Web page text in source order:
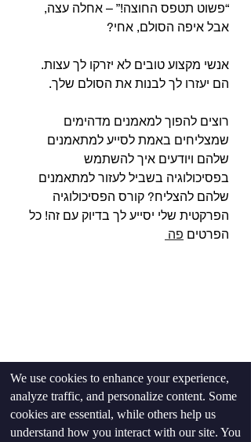
“פשוט תטפס החוצה!” – אחלה עצה,
אבל איפה הסולם, אחי?⁣
⁣אנשי מקצוע טובים לא יזרקו לך עצות.
הם יעזרו לך לבנות את הסולם שלך.
רוצים להפוך למאמנים מדהימים
שמצליחים באמת לסייע למתאמנים
שלהם ויודעים איך להשתמש
בפסיכולוגיה בשביל לעזור למתאמנים
שלהם להצליח? קורס הפסיכולוגיה
הפרקטית שלי יסייע לך בדיוק עם זה! כל
הפרטים פה
We use cookies to enhance your experience,
analyze traffic, and personalize content. Some
cookies are essential, while others help us
understand how you interact with our site. You